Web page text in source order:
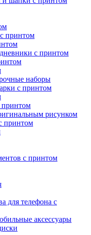
принтом
с принтом
наборы
с принтом
рисунком
принтом
с принтом
для телефона с
аксессуары